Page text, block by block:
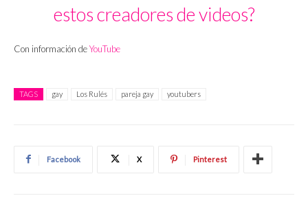
estos creadores de videos?
Con información deYouTube
TAGS gay Los Rulés pareja gay youtubers
Facebook X Pinterest